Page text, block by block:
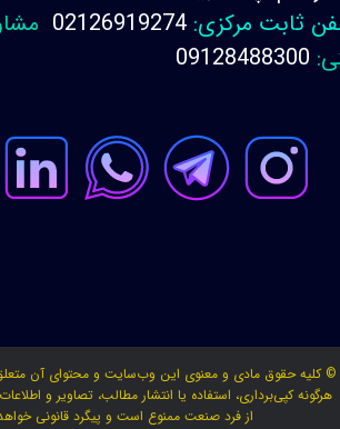
ثابت مرکزی:
© کلیه حقوق مادی و معنوی این وب‌سایت و محتوای آن
هرگونه کپی‌برداری، استفاده یا انتشار مطالب، تصاویر و
از فرد صنعت ممنوع است و پیگرد قانونی